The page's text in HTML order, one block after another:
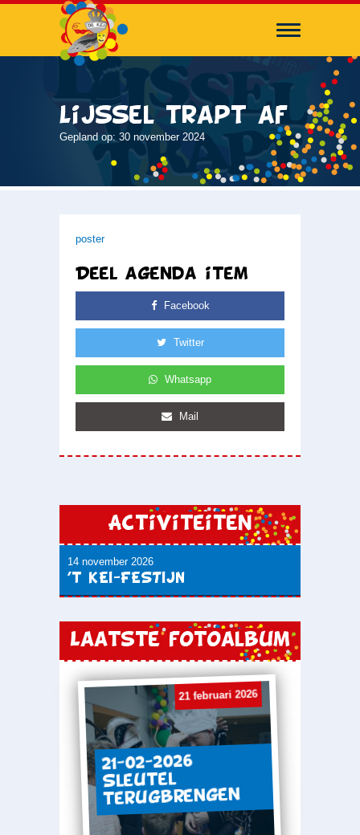
Lijssel trapt af
Gepland op: 30 november 2024
poster
Deel agenda item
Facebook
Twitter
Whatsapp
Mail
Activiteiten
14 november 2026
’t KEI-FESTIJN
Laatste fotoalbum
21-02-2026
Sleutel
terugbrengen
21 februari 2026